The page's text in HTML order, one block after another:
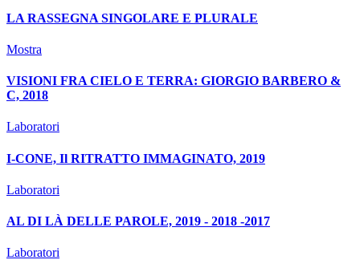
LA RASSEGNA SINGOLARE E PLURALE
Mostra
VISIONI FRA CIELO E TERRA: GIORGIO BARBERO &
C, 2018
Laboratori
I-CONE, Il RITRATTO IMMAGINATO, 2019
Laboratori
AL DI LÀ DELLE PAROLE, 2019 - 2018 -2017
Laboratori